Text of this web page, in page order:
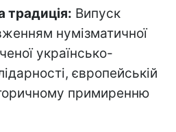
традиція: Випуск
нумізматичної
українсько-
європейській
примиренню